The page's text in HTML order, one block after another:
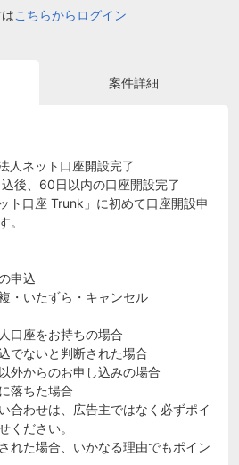
こちらからログイン
案件詳細
人ネット口座開設完了
後、60日以内の口座開設完了
ト口座 Trunk」に初めて口座開設申
。
申込
・いたずら・キャンセル
口座をお持ちの場合
でないと判断された場合
外からのお申し込みの場合
落ちた場合
合わせは、広告主ではなく必ずポイ
ください。
れた場合、いかなる理由でもポイン